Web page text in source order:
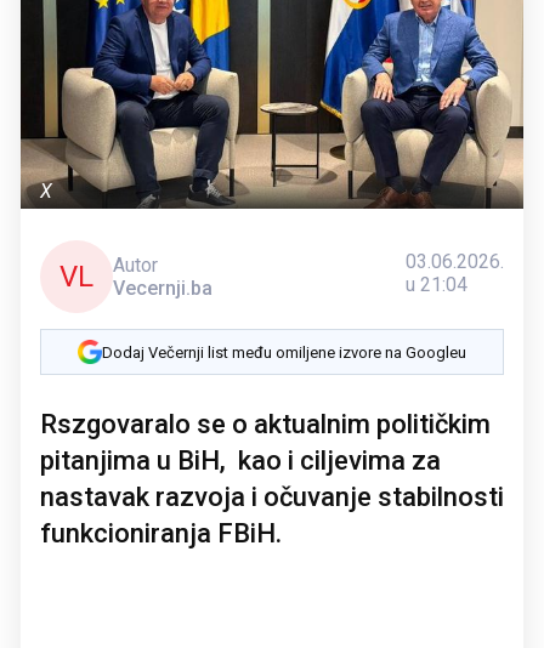
X
VL
Autor
Vecernji.ba
03.06.2026.
u 21:04
Dodaj Večernji list među omiljene izvore na Googleu
Rszgovaralo se o aktualnim političkim
pitanjima u BiH, kao i ciljevima za
nastavak razvoja i očuvanje stabilnosti
funkcioniranja FBiH.